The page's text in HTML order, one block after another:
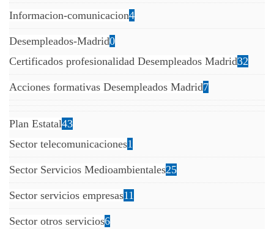
Informacion-comunicacion4
Desempleados-Madrid0
Certificados profesionalidad Desempleados Madrid32
Acciones formativas Desempleados Madrid7
Plan Estatal43
Sector telecomunicaciones1
Sector Servicios Medioambientales25
Sector servicios empresas11
Sector otros servicios6